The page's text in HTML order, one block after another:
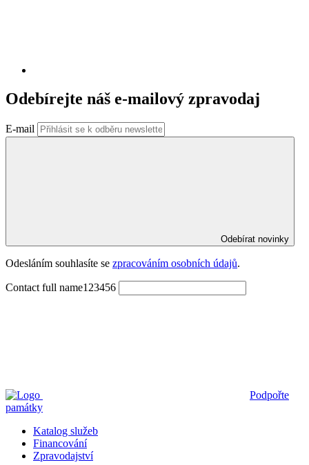
Odebírejte náš e-mailový zpravodaj
E-mail
Odebírat novinky
Odesláním souhlasíte se zpracováním osobních údajů.
Contact full name123456
Podpořte
památky
Katalog služeb
Financování
Zpravodajství